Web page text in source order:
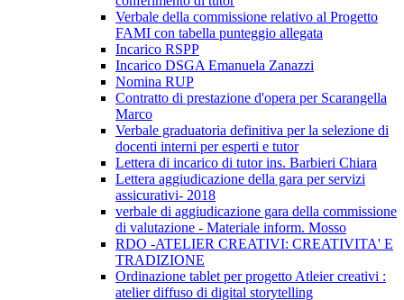
Verbale della commissione relativo al Progetto
FAMI con tabella punteggio allegata
Incarico RSPP
Incarico DSGA Emanuela Zanazzi
Nomina RUP
Contratto di prestazione d'opera per Scarangella
Marco
Verbale graduatoria definitiva per la selezione di
docenti interni per esperti e tutor
Lettera di incarico di tutor ins. Barbieri Chiara
Lettera aggiudicazione della gara per servizi
assicurativi- 2018
verbale di aggiudicazione gara della commissione
di valutazione - Materiale inform. Mosso
RDO -ATELIER CREATIVI: CREATIVITA' E
TRADIZIONE
Ordinazione tablet per progetto Atleier creativi :
atelier diffuso di digital storytelling